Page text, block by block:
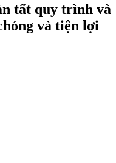
tất quy trình và
và tiện lợi